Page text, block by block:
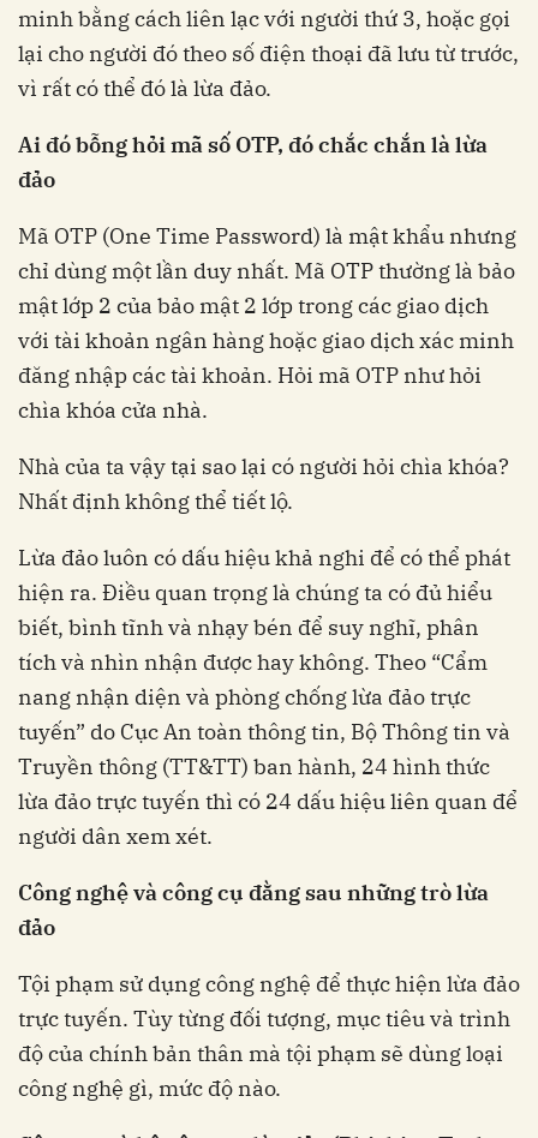
minh bằng cách liên lạc với người thứ 3, hoặc gọi
lại cho người đó theo số điện thoại đã lưu từ trước,
vì rất có thể đó là lừa đảo.
Ai đó bỗng hỏi mã số OTP, đó chắc chắn là lừa
đảo
Mã OTP (One Time Password) là mật khẩu nhưng
chỉ dùng một lần duy nhất. Mã OTP thường là bảo
mật lớp 2 của bảo mật 2 lớp trong các giao dịch
với tài khoản ngân hàng hoặc giao dịch xác minh
đăng nhập các tài khoản. Hỏi mã OTP như hỏi
chìa khóa cửa nhà.
Nhà của ta vậy tại sao lại có người hỏi chìa khóa?
Nhất định không thể tiết lộ.
Lừa đảo luôn có dấu hiệu khả nghi để có thể phát
hiện ra. Điều quan trọng là chúng ta có đủ hiểu
biết, bình tĩnh và nhạy bén để suy nghĩ, phân
tích và nhìn nhận được hay không. Theo “Cẩm
nang nhận diện và phòng chống lừa đảo trực
tuyến” do Cục An toàn thông tin, Bộ Thông tin và
Truyền thông (TT&TT) ban hành, 24 hình thức
lừa đảo trực tuyến thì có 24 dấu hiệu liên quan để
người dân xem xét.
Công nghệ và công cụ đằng sau những trò lừa
đảo
Tội phạm sử dụng công nghệ để thực hiện lừa đảo
trực tuyến. Tùy từng đối tượng, mục tiêu và trình
độ của chính bản thân mà tội phạm sẽ dùng loại
công nghệ gì, mức độ nào.